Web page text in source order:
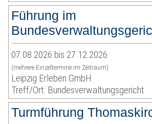
Führung im
07.08.2026 bis 27.12.2026
(mehrere Einzeltermine im Zeitraum)
Leipzig Erleben GmbH
Treff/Ort: Bundesverwaltungsgericht
Turmführung